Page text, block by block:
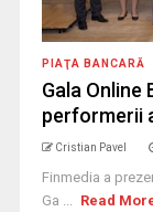
PIAŢA BANCARĂ
Gala Online
performerii
Cristian Pavel
Finmedia a
Ga ... Read